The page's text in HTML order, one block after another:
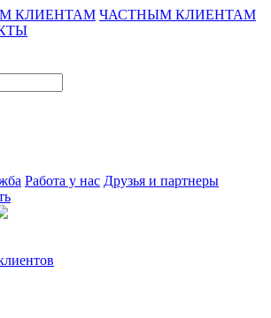
КЛИЕНТАМ ЧАСТНЫМ КЛИЕНТАМ
Работа у нас Друзья и партнеры